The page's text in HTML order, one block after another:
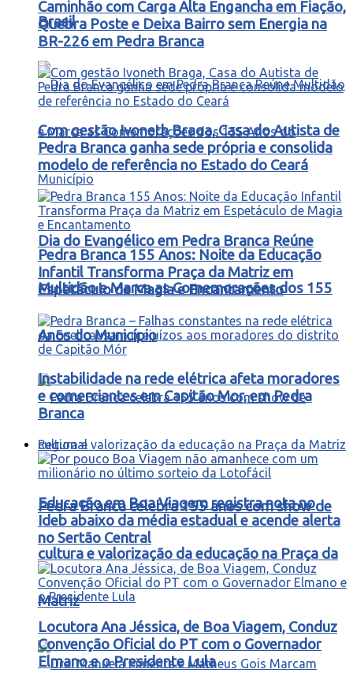
Brasil
Dia do Evangélico em Pedra Branca Reúne
Multidão e Marca as Comemorações dos 155
Anos do Município
Pedra Branca celebra 155 anos com show de
cultura e valorização da educação na Praça da
Matriz
Caminhão com Carga Alta Engancha em Fiação,
Quebra Poste e Deixa Bairro sem Energia na
BR-226 em Pedra Branca
Com gestão Ivoneth Braga, Casa do Autista de
Pedra Branca ganha sede própria e consolida
modelo de referência no Estado do Ceará
Pedra Branca 155 Anos: Noite da Educação
Infantil Transforma Praça da Matriz em
Espetáculo de Magia e Encantamento
Instabilidade na rede elétrica afeta moradores
e comerciantes em Capitão Mor, em Pedra
Branca
Regional
Educação em Boa Viagem registra nota no
Ideb abaixo da média estadual e acende alerta
no Sertão Central
Locutora Ana Jéssica, de Boa Viagem, Conduz
Convenção Oficial do PT com o Governador
Elmano e o Presidente Lula